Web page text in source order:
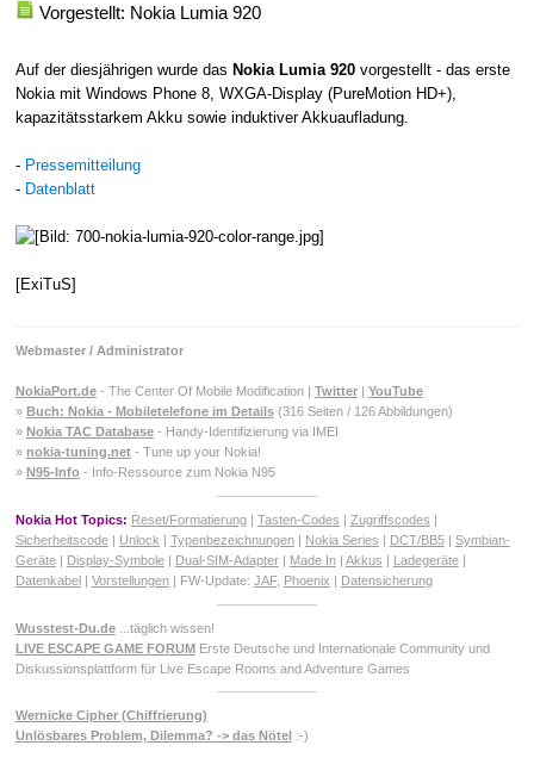
Vorgestellt: Nokia Lumia 920
Auf der diesjährigen wurde das Nokia Lumia 920vorgestellt - das erste
Nokia mit Windows Phone 8, WXGA-Display (PureMotion HD+),
kapazitätsstarkem Akku sowie induktiver Akkuaufladung.
- Pressemitteilung
- Datenblatt
[ExiTuS]
Webmaster / Administrator
NokiaPort.de- The Center Of Mobile Modification | Twitter| YouTube
» Buch: Nokia - Mobiletelefone im Details(316 Seiten / 126 Abbildungen)
» Nokia TAC Database- Handy-Identifizierung via IMEI
» nokia-tuning.net- Tune up your Nokia!
» N95-Info - Info-Ressource zum Nokia N95
Nokia Hot Topics: Reset/Formatierung| Tasten-Codes | Zugriffscodes |
Sicherheitscode| Unlock | Typenbezeichnungen| Nokia Series | DCT/BB5| Symbian-
Geräte| Display-Symbole| Dual-SIM-Adapter| Made In| Akkus | Ladegeräte|
Datenkabel| Vorstellungen| FW-Update: JAF, Phoenix | Datensicherung
Wusstest-Du.de...täglich wissen!
LIVE ESCAPE GAME FORUMErste Deutsche und Internationale Community und
Diskussionsplattform für Live Escape Rooms and Adventure Games
Wernicke Cipher (Chiffrierung)
Unlösbares Problem, Dilemma? -> das Nötel :-)